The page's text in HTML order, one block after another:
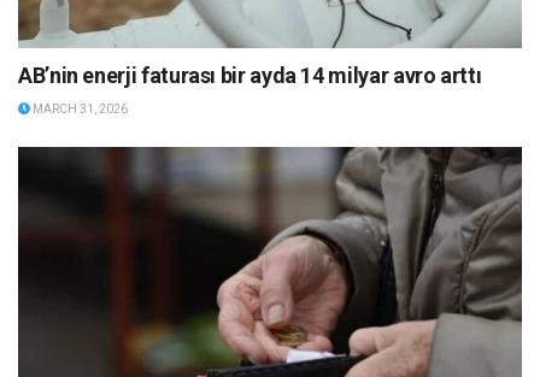
AB’nin enerji faturası bir ayda 14 milyar avro arttı
MARCH 31, 2026